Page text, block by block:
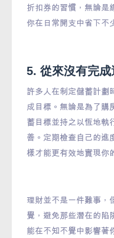
折扣券的習慣，無論是
你在日常開支中省下不
5. 從來沒有完
許多人在制定儲蓄計劃
成目標。無論是為了購
蓄目標並持之以恆地執
善。定期檢查自己的進
樣才能更有效地實現你
理財並不是一件難事，
覺，避免那些潛在的陷
能在不知不覺中影響著